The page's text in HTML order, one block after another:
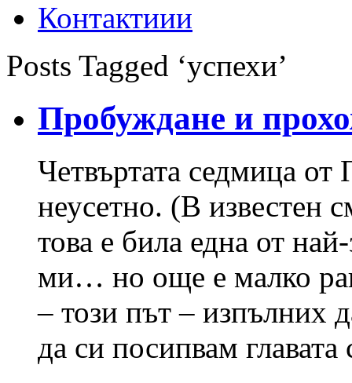
Контактиии
Posts Tagged ‘успехи’
Пробуждане и
Четвъртата седмица
неусетно. (В известен
това е била една от
ми… но още е малко
– този път – изпълних
да си посипвам